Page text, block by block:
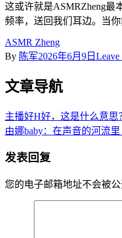
这或许就是ASMRZheng最
频率，送回我们耳边。当
ASMR Zheng
By 陈军2026年6月9日 Leave
文章导航
主播好H好，这是什么意思
由娜baby：在声音的河流
发表回复
您的电子邮箱地址不会被公